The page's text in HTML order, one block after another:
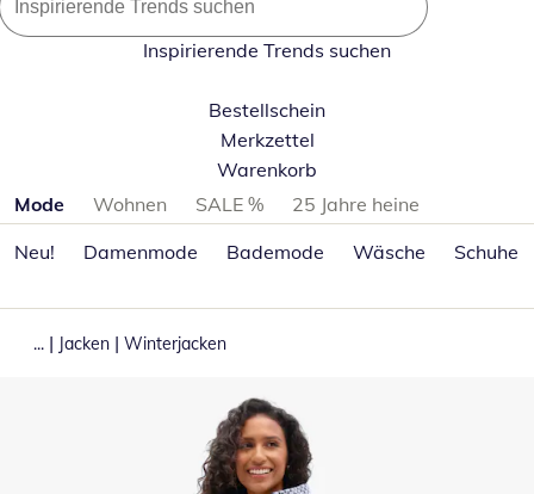
Inspirierende Trends suchen
Bestellschein
Merkzettel
Warenkorb
Produktkategorien überspringen
Mode Wohnen SALE %
25 Jahre heine
Neu!
Damenmode Bademode Wäsche Schuhe
... | Jacken | Winterjacken